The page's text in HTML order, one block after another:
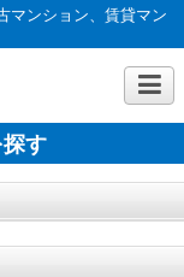
マンション、賃貸マン
す